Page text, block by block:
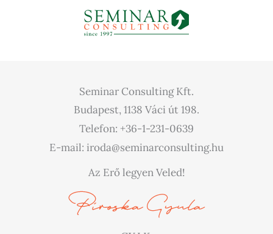
Seminar Consulting Kft.
Budapest, 1138 Váci út 198.
Telefon: +36-1-231-0639
E-mail: iroda@seminarconsulting.hu
Az Erő legyen Veled!